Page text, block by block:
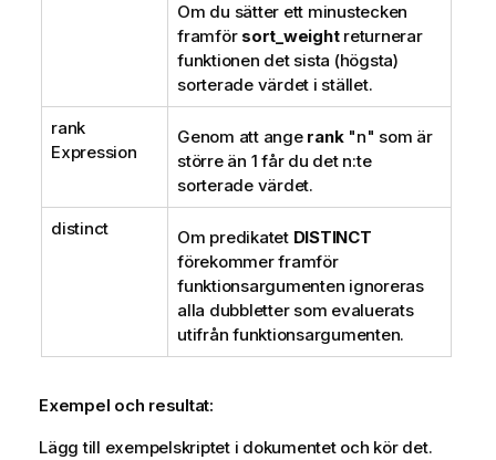
Om du sätter ett minustecken
framför sort_weightreturnerar
funktionen det sista (högsta)
sorterade värdet i stället.
rank
Expression
Genom att ange rank"n" som är
större än 1 får du det n:te
sorterade värdet.
distinct Om predikatet DISTINCT
förekommer framför
funktionsargumenten ignoreras
alla dubbletter som evaluerats
utifrån funktionsargumenten.
Exempel och resultat:
Lägg till exempelskriptet i dokumentet och kör det.